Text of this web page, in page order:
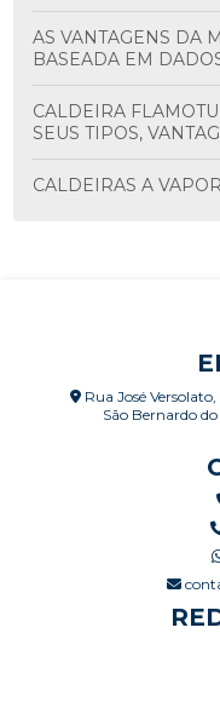
AS VANTAGENS DA MANUTENÇÃO PREDITIVA
BASEADA EM
CALDEIRA FLAMOTUBULAR: CONHEÇA MAIS SOBRE
SEUS TIPOS,
CALDEIRAS A VAPOR – POR QUE É IMPORTANTE
RASTREADA
CHECKLIST PÓS
AQUATUBULARES E
Rua José Versolato,
São Bernardo